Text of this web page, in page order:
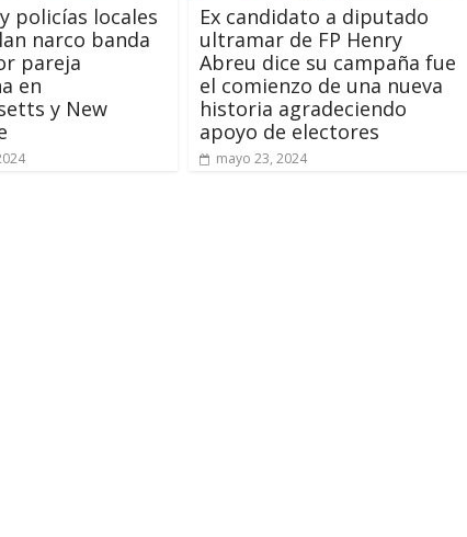
policías locales
narco banda
pareja
en
y New
Ex candidato a diputado
ultramar de FP Henry
Abreu dice su campaña fue
el comienzo de una nueva
historia agradeciendo
apoyo de electores
mayo 23, 2024